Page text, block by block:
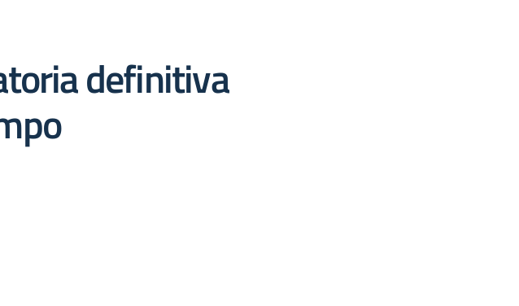
definitiva